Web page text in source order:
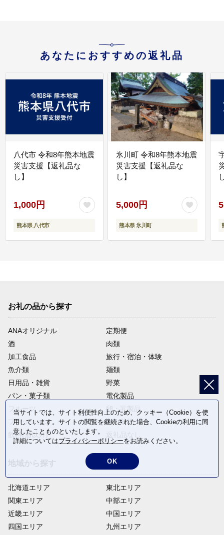
あなたにおすすめの返礼品
八代市 令和8年熊本地震
災害支援【返礼品な
し】
1,000円
熊本県 八代市
氷川町 令和8年熊本地震
災害支援【返礼品な
し】
5,000円
熊本県 氷川町
お礼の品から探す
ANAオリジナル
定期便
酒
肉類
加工食品
旅行・宿泊・体験
魚介類
麺類
日用品・雑貨
野菜
パン・菓子類
電化製品
フルーツ
卵・乳製品
ファッション
米・穀物
飲料(酒以外)
北海道エリア
関東エリア
近畿エリア
四国エリア
東北エリア
中部エリア
中国エリア
九州エリア
当サイトでは、サイト利便性向上のため、クッキー（Cookie）を使
用しています。サイトの閲覧を継続された場合、Cookieの利用に同
意したことものといたします。
詳細についてはプライバシーポリシーをお読みください。
OK